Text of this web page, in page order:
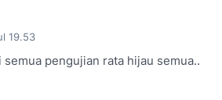
19.53
semua pengujian rata hijau semua..